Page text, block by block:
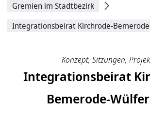
Gremien im Stadtbezirk
Integrationsbeirat Kirchrode-
Konzept, Sitzungen,
Integrationsbeirat
Bemerode-